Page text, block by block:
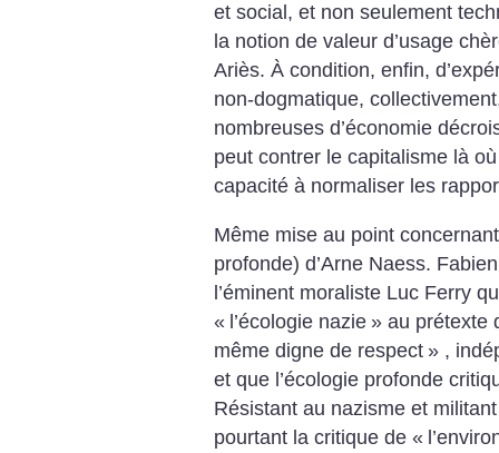
et social, et non seulement
la notion de valeur d’usage
Ariès. À condition, enfin,
non-dogmatique,
nombreuses d’économie
peut contrer le capitalisme là
capacité à normaliser les
Même mise au point
profonde) d’Arne Naess.
l’éminent moraliste Luc Ferry
« l’écologie nazie » au prétexte
même digne de respect » ,
et que l’écologie profonde
Résistant au nazisme et
pourtant la critique de «